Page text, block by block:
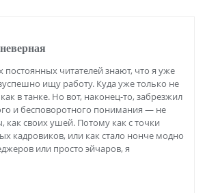
читателей знают, что я уже
ищу работу. Куда уже только не
в танке. Но вот, наконец-то, забрезжил
и бесповоротного понимания — не
как своих ушей. Потому как с точки
кадровиков, или как стало нонче модно
или просто эйчаров, я